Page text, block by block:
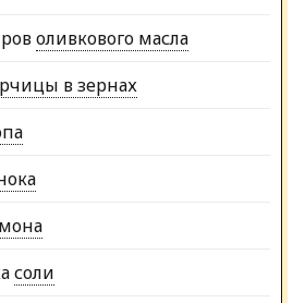
оливкового масла
в зернах
соли